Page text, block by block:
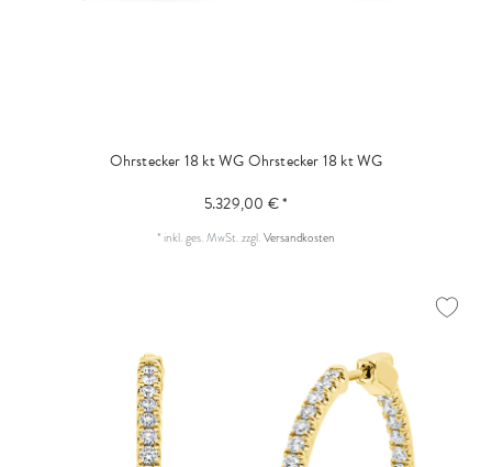
Ohrstecker 18 kt WGOhrstecker 18 kt WG
5.329,00 € *
* inkl. ges. MwSt.zzgl.Versandkosten